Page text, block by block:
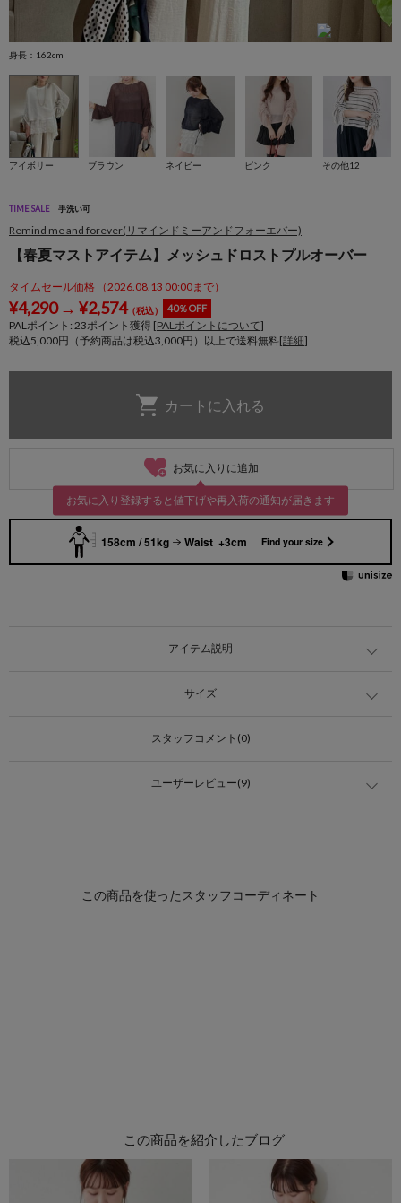
身長：162cm
アイボリー ブラウン ネイビー ピンク その他12
TIME SALE 手洗い可
Remind me and forever(リマインドミーアンドフォーエバー)
【春夏マストアイテム】メッシュドロストプルオーバー
タイムセール価格 （2026.08.13 00:00まで）
¥4,290→ ¥2,574（税込） 40％OFF
PALポイント: 23ポイント獲得 [PALポイントについて]
税込5,000円（予約商品は税込3,000円）以上で送料無料[詳細]
お気に入りに追加
お気に入り登録すると値下げや再入荷の通知が届きます
158cm / 51kg Waist +3cm Find your size
アイテム説明
サイズ
スタッフコメント(0)
ユーザーレビュー(9)
この商品を紹介したブログ